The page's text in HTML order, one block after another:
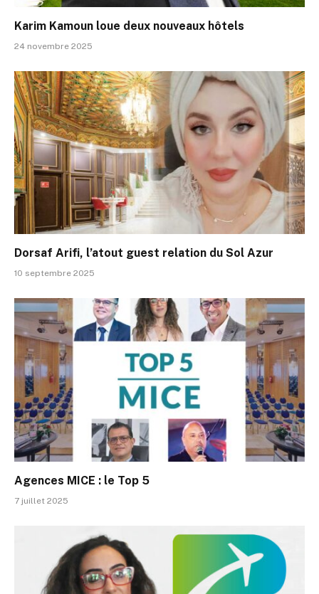
Karim Kamoun loue deux nouveaux hôtels
24 novembre 2025
Dorsaf Arifi, l’atout guest relation du Sol Azur
10 septembre 2025
Agences MICE : le Top 5
7 juillet 2025